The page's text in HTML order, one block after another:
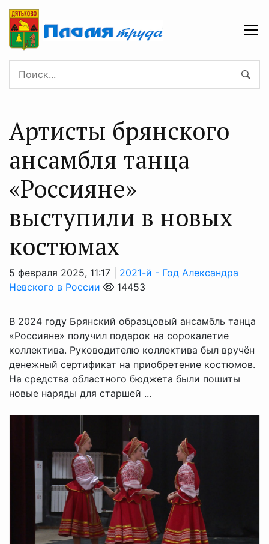
Артисты брянского
ансамбля танца
«Россияне»
выступили в новых
костюмах
5 февраля 2025, 11:17 | 2021-й - Год Александра
Невского в России
14453
В 2024 году Брянский образцовый ансамбль танца
«Россияне» получил подарок на сорокалетие
коллектива. Руководителю коллектива был вручён
денежный сертификат на приобретение костюмов.
На средства областного бюджета были пошиты
новые наряды для старшей ...